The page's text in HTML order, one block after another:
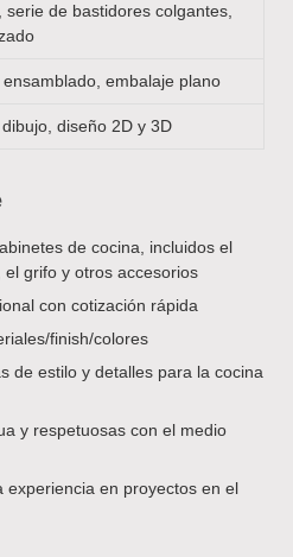
serie de bastidores colgantes,
ensamblado, embalaje plano
diseño 2D y 3D
de cocina, incluidos el
grifo y otros accesorios
con cotización rápida
finish/colores
de estilo y detalles para la cocina
y respetuosas con el medio
experiencia en proyectos en el